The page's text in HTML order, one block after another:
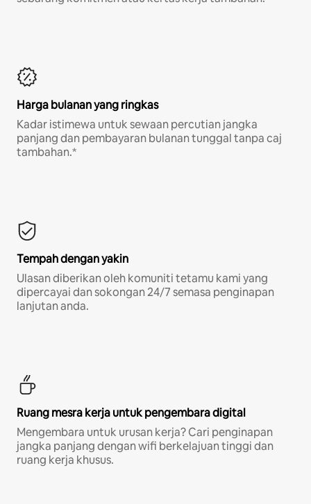
Harga bulanan yang ringkas
Kadar istimewa untuk sewaan percutian jangka
panjang dan pembayaran bulanan tunggal tanpa caj
tambahan.*
Tempah dengan yakin
Ulasan diberikan oleh komuniti tetamu kami yang
dipercayai dan sokongan 24/7 semasa penginapan
lanjutan anda.
Ruang mesra kerja untuk pengembara digital
Mengembara untuk urusan kerja? Cari penginapan
jangka panjang dengan wifi berkelajuan tinggi dan
ruang kerja khusus.